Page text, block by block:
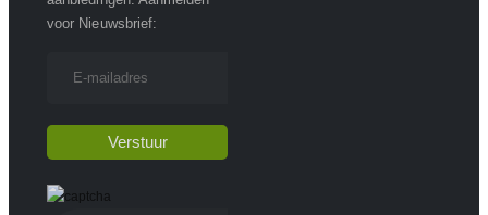
voor Nieuwsbrief: